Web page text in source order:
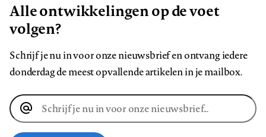
Alle ontwikkelingen op de voet
volgen?
Schrijf je nu in voor onze nieuwsbrief en ontvang iedere
donderdag de meest opvallende artikelen in je mailbox.
E-
mailadres